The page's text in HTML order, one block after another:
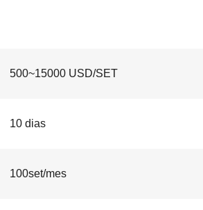
500~15000 USD/SET
10 dias
100set/mes